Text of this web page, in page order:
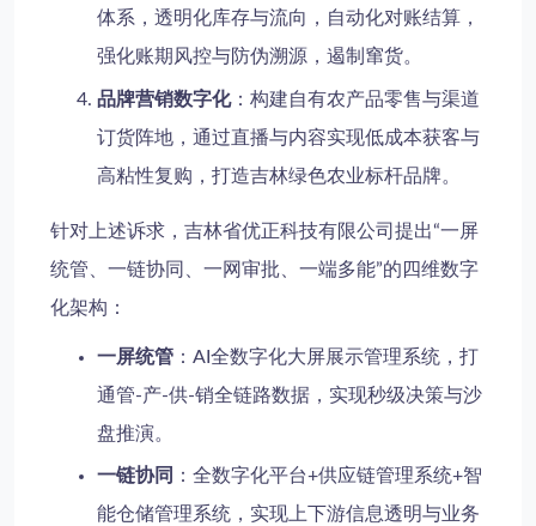
体系，透明化库存与流向，自动化对账结算，
强化账期风控与防伪溯源，遏制窜货。
品牌营销数字化：构建自有农产品零售与渠道
订货阵地，通过直播与内容实现低成本获客与
高粘性复购，打造吉林绿色农业标杆品牌。
针对上述诉求，吉林省优正科技有限公司提出“一屏
统管、一链协同、一网审批、一端多能”的四维数字
化架构：
一屏统管 ：AI全数字化大屏展示管理系统，打
通管-产-供-销全链路数据，实现秒级决策与沙
盘推演。
一链协同
：全数字化平台+供应链管理系统+智
能仓储管理系统，实现上下游信息透明与业务